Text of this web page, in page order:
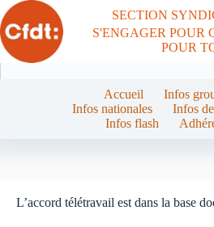
Passer
au
contenu
SECTION
S'ENGAGER POUR
POUR
Accueil
Infos
Infos nationales
Infos
Infos flash
L’accord télétravail est dans la base